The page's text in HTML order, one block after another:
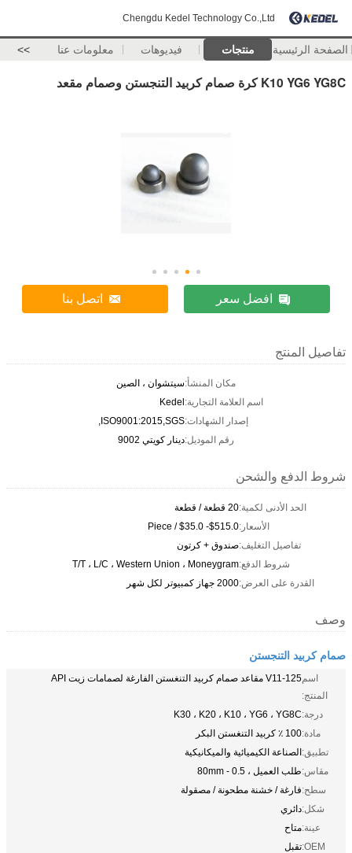
Chengdu Kedel Technology Co.,Ltd
الصفحة الرئيسية منتجات فيديوهات معلومات عنا >>
K10 YG6 YG8C كرة صمام كربيد التنجستن وصمام مقعد
افضل سعر اتصل بنا
تفاصيل المنتج
مكان المنشأ:سيتشوان ، الصين
اسم العلامة التجارية:Kedel
إصدار الشهادات:ISO9001:2015,SGS,
رقم الموديل:دينار كويتي 9002
شروط الدفع والشحن
الحد الأدنى لكمية:20 قطعة / قطعة
الأسعار:$515.0- $35.0 / Piece
تفاصيل التغليف:صندوق + كرتون
شروط الدفع:T/T ، L/C ، Western Union ، Moneygram
القدرة على العرض:2000 جهاز كمبيوتر لكل شهر
وصف
صمام كربيد التنجستن
اسم
المنتج:
V11-125 مقاعد صمام كربيد التنغستن الفارغة لصمامات زيت API
درجة:K30 ، K20 ، K10 ، YG6 ، YG8C
مادة:100 ٪ كربيد التنغستن البكر
تطبيق:الصناعة الكيميائية والميكانيكية
مقاس:طلب العميل ، 0.5 - 80mm
سطح:فارغة / خشنة مطحونة / مصقولة
شكل:دائري
عينة:متاح
OEM: تقبل